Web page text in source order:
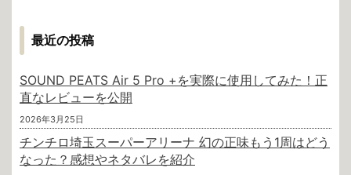
最近の投稿
SOUND PEATS Air 5 Pro +を実際に使用してみた！正
直なレビューを公開
2026年3月25日
チンチロ埼玉スーパーアリーナ 幻の正味もう1周はどう
なった？感想やネタバレを紹介